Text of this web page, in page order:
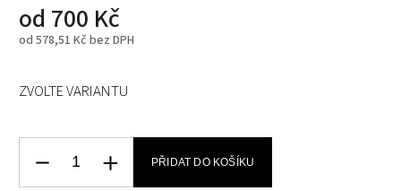
od 700 Kč
od 578,51 Kč bez DPH
ZVOLTE VARIANTU
PŘIDAT DO KOŠÍKU